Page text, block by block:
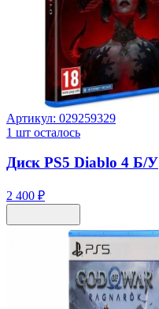
Артикул: 029259329
1 шт осталось
Диск PS5 Diablo 4 Б/У
2 400 ₽